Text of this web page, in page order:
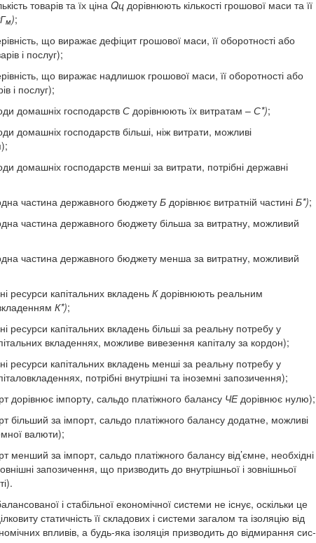
товарів та їх ціна Qц дорівнюють кількості грошової маси та її
Гм);
що виражає дефіцит грошової маси, її оборотності або
і послуг);
що виражає надлишок грошо­вої маси, її оборотності або
і послуг);
домашніх господарств С дорівнюють їх витратам – С*);
домашніх господарств більші, ніж витрати, можливі
домашніх господарств менші за ви­трати, потрібні державні
частина державного бюджетуБ до­рівнює витратній частині Б*);
частина державного бюджету біль­ша за витратну, можливий
частина державного бюджету менша за витратну, можливий
ресурси капітальних вкладень К до­рівнюють реальним
К*);
ресурси капітальних вкладень більші за реальну потребу у
вкладеннях, можливе вивезення капіталу за кордон);
ресурси капітальних вкладень менші за реальну потребу у
по­трібні внутрішні та іноземні запозичення);
дорівнює імпорту, сальдо платіжного балансу ЧЕ дорівнює нулю);
більший за імпорт, сальдо платіжного балансу додатне, можливі
валюти);
менший за імпорт, сальдо платіжного балансу від’ємне, необхідні
запози­чення, що призводить до внутрішньої і зовнішньої
і стабільної економічної системи не існує, ос­кільки це
статичність її складових і системи загалом та ізоляцію від
впливів, а будь-яка ізоляція призводить до відмирання сис­